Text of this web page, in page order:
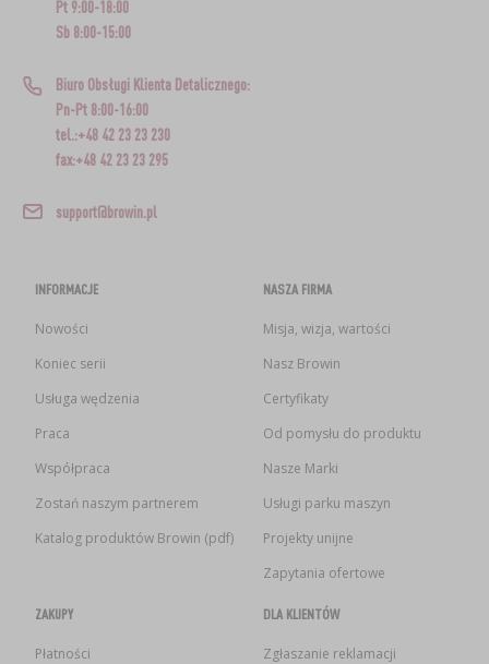
Pt 9:00-18:00
Sb 8:00-15:00
Biuro Obsługi Klienta Detalicznego:
Pn-Pt 8:00-16:00
tel.:+48 42 23 23 230
fax:+48 42 23 23 295
support@browin.pl
INFORMACJE
Nowości
Koniec serii
Usługa wędzenia
Praca
Współpraca
Zostań naszym partnerem
Katalog produktów Browin (pdf)
NASZA FIRMA
Misja, wizja, wartości
Nasz Browin
Certyfikaty
Od pomysłu do produktu
Nasze Marki
Usługi parku maszyn
Projekty unijne
Zapytania ofertowe
ZAKUPY
Płatności
DLA KLIENTÓW
Zgłaszanie reklamacji